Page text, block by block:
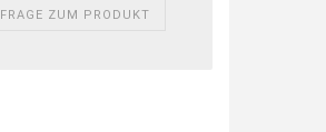
FRAGE ZUM PRODUKT